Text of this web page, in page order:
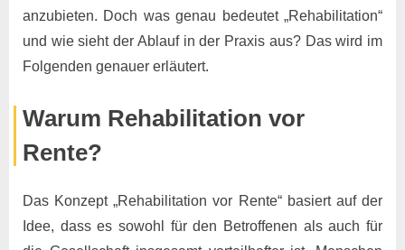
anzubieten. Doch was genau bedeutet „Rehabilitation“
und wie sieht der Ablauf in der Praxis aus? Das wird im
Folgenden genauer erläutert.
Warum Rehabilitation vor
Rente?
Das Konzept „Rehabilitation vor Rente“ basiert auf der
Idee, dass es sowohl für den Betroffenen als auch für